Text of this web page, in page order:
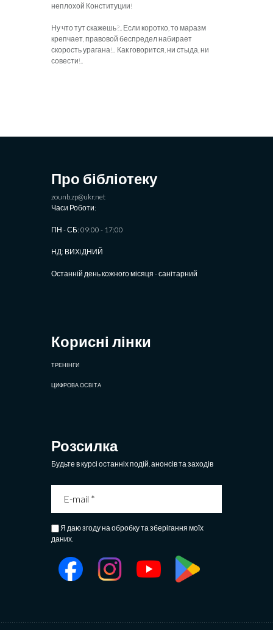
неплохой Конституции!
Ну что тут скажешь?.. Если коротко, то маразм
крепчает, правовой беспредел набирает
скорость урагана!.. Как говорится, ни стыда, ни
совести!..
Про бібліотеку
zounb.zp@ukr.net
Часи Роботи:
ПН - СБ: 09:00 - 17:00
НД: ВИХIДНИЙ
Останній день кожного місяця - санітарний
Корисні лінки
ТРЕНІНГИ
ЦИФРОВА ОСВІТА
Розсилка
Будьте в курсі останніх подій, анонсів та заходів
Я даю згоду на обробку та зберігання моїх
даних.